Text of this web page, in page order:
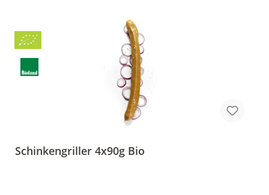
Bio
BLa
Schinkengriller 4x90g Bio